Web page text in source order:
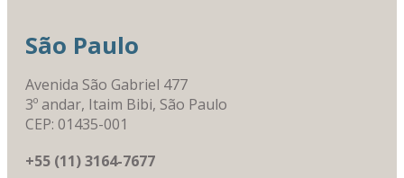
São Paulo
Avenida São Gabriel 477
3º andar, Itaim Bibi, São Paulo
CEP: 01435-001
+55 (11) 3164-7677